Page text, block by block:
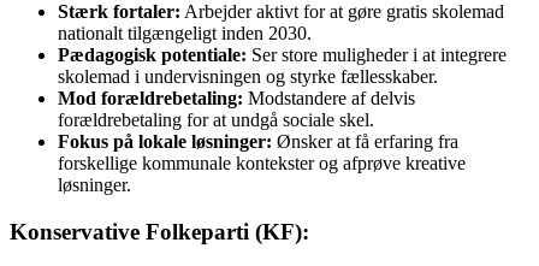
Stærk fortaler: Arbejder aktivt for at gøre gratis skolemad
nationalt tilgængeligt inden 2030.
Pædagogisk potentiale: Ser store muligheder i at integrere
skolemad i undervisningen og styrke fællesskaber.
Mod forældrebetaling: Modstandere af delvis
forældrebetaling for at undgå sociale skel.
Fokus på lokale løsninger: Ønsker at få erfaring fra
forskellige kommunale kontekster og afprøve kreative
løsninger.
Konservative Folkeparti (KF):